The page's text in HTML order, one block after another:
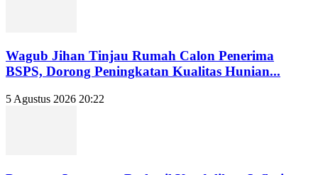
Wagub Jihan Tinjau Rumah Calon Penerima
BSPS, Dorong Peningkatan Kualitas Hunian...
5 Agustus 2026 20:22